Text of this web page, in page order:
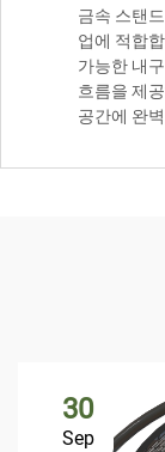
금속 스탠
업에 적합
가능한 내
흐름을 제
공간에 완
30
Sep